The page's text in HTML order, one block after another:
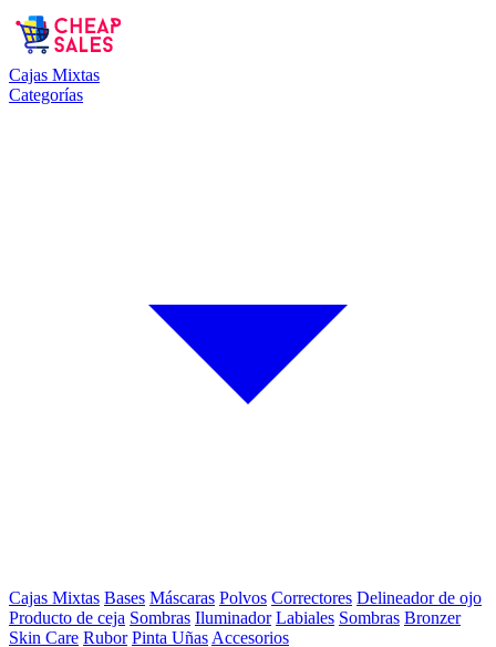
Cajas Mixtas
Categorías
Cajas Mixtas Bases Máscaras Polvos Correctores Delineador de ojo
Producto de ceja Sombras Iluminador Labiales Sombras Bronzer
Skin Care Rubor Pinta Uñas Accesorios